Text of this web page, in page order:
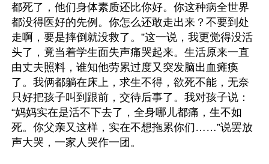
都死了，他们身体素质还比你好。你这种病全世界
都没得医好的先例。你怎么还敢走出来？不要到处
走啊，要是摔倒就没救了。”这一说，我更觉得没活
头了，竟当着学生面失声痛哭起来。生活原来一直
由丈夫照料，谁知他劳累过度又突发脑出血瘫痪
了。我俩都躺在床上，求生不得，欲死不能，无奈
只好把孩子叫到跟前，交待后事了。我对孩子说：
“妈妈实在是活不下去了，全身哪儿都痛，生不如
死。你父亲又这样，实在不想拖累你们……”说罢放
声大哭，一家人哭作一团。